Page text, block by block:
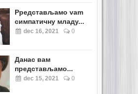
Pредстављамо vam
симпатичну младу...
dec 16, 2021 0
Данас вам
представљамо...
dec 15, 2021 0